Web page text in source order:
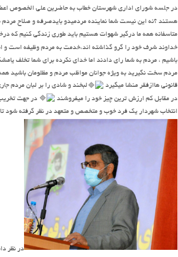
در جلسه شورای اداری شهرستان خطاب به حاضرین علی الخصوص
هستند ؟نه این نیست شما نماینده مردمیدو بایدصرفه و صلاح
متاسفانه همه ما درگیر شهوات هستیم باید طوری زندگی کنیم که
خداوند شرف خود را گرو گذاشته اند،خدمت به مردم وظیفه است و
باشیم ، مردم به شما رای دادند اما خدای نکرده برای شما تخلف
مردم سخت نگیرید به ویژه جوانان مواظب مردم و مظلومان باشید
قانونی هاازفقر منشا میگیرد
لبخند و شادی را بر لبان مردم
در مقابل کم ارزش ترین چیز خود را میفروشند
در جهت تخریب
انتخاب شهردار یک فرد خوب و متخصص و متعهد در نظر گرفته شود تا
در نظر